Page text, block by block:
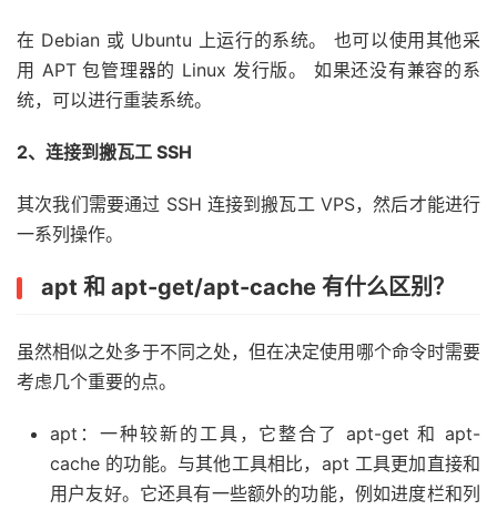
在 Debian 或 Ubuntu 上运行的系统。 也可以使用其他采
用 APT 包管理器的 Linux 发行版。 如果还没有兼容的系
统，可以进行重装系统。
2、连接到搬瓦工 SSH
其次我们需要通过 SSH 连接到搬瓦工 VPS，然后才能进行
一系列操作。
apt 和 apt-get/apt-cache 有什么区别？
虽然相似之处多于不同之处，但在决定使用哪个命令时需要
考虑几个重要的点。
apt：一种较新的工具，它整合了 apt-get 和 apt-
cache 的功能。与其他工具相比，apt 工具更加直接和
用户友好。它还具有一些额外的功能，例如进度栏和列